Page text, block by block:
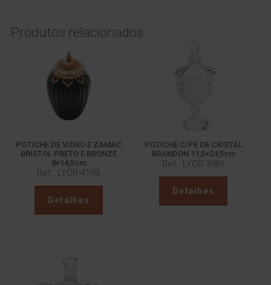
Produtos relacionados
POTICHE DE VIDRO E ZAMAC
BRISTOL PRETO E BRONZE
8×14,5cm
Ref.: LYOR-4198
Detalhes
POTICHE C/PÉ DE CRISTAL
BRANDON 11,5×24,5cm
Ref.: LYOR-3981
Detalhes